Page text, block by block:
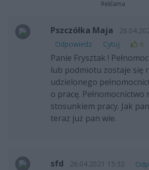
Reklama
Pszczółka Maja
Odpowiedz
Cytuj 6
Panie Frysztak !
lub podmiotu zostaje się
udzielonego
o pracę. Pełnomocnictwo
stosunkiem pracy. Jak
teraz już pan wie.
sfd 26.04.2021 15:32